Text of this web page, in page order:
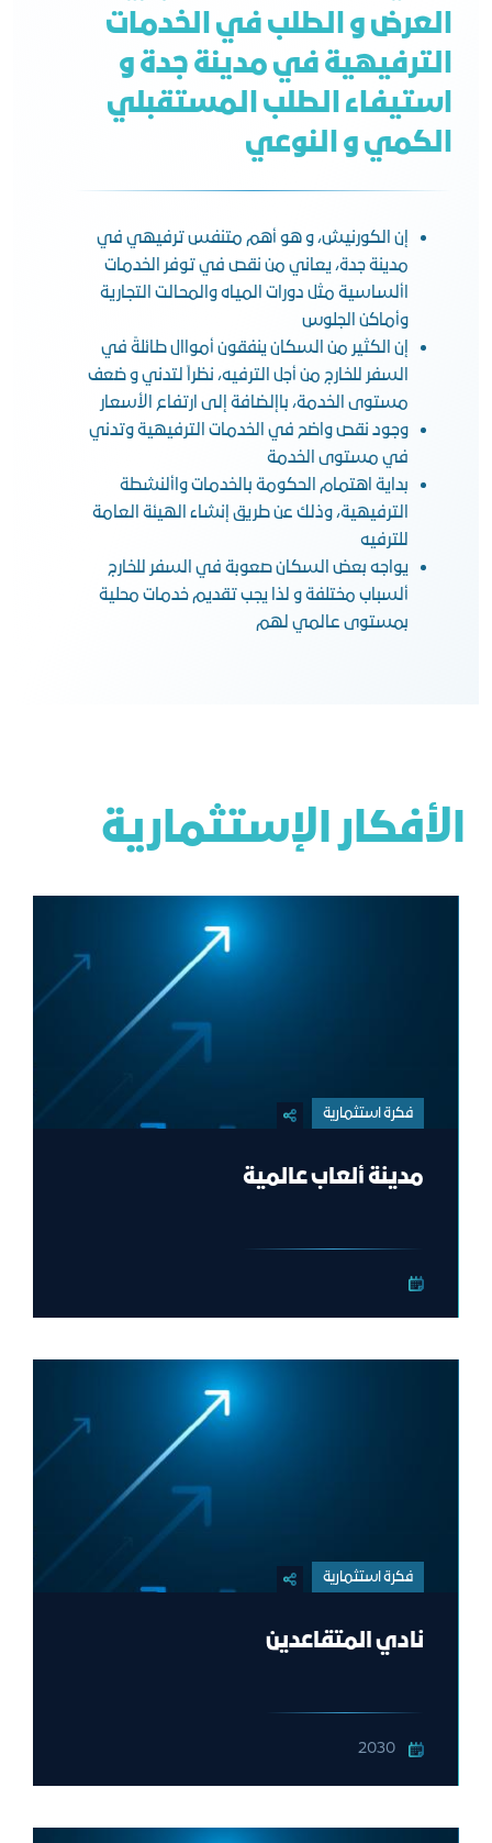
العرض و الطلب في الخدمات
الترفيهية في مدينة جدة و
استيفاء الطلب المستقبلي
الكمي و النوعي
إن الكورنيش، و هو أهم متنفس ترفيهي في
مدينة جدة، يعاني من نقص في توفر الخدمات
األساسية مثل دورات المياه والمحالت التجارية
وأماكن الجلوس
إن الكثير من السكان ينفقون أمواال طائلةً في
السفر للخارج من أجل الترفيه، نظراً لتدني و ضعف
مستوى الخدمة، باإلضافة إلى ارتفاع الأسعار
وجود نقص واضح في الخدمات الترفيهية وتدني
في مستوى الخدمة
بداية اهتمام الحكومة بالخدمات واألنشطة
الترفيهية، وذلك عن طريق إنشاء الهيئة العامة
للترفيه
يواجه بعض السكان صعوبة في السفر للخارج
ألسباب مختلفة و لذا يجب تقديم خدمات محلية
بمستوى عالمي لهم
الأفكار الإستثمارية
فكرة استثمارية
مدينة ألعاب عالمية
فكرة استثمارية
نادي المتقاعدين
2030